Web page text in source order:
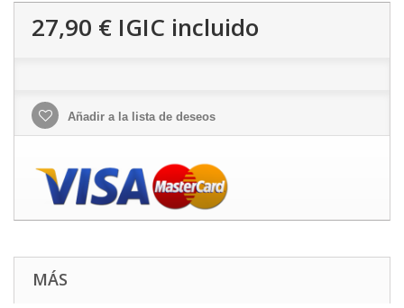
27,90 € IGIC incluido
Añadir a la lista de deseos
MÁS